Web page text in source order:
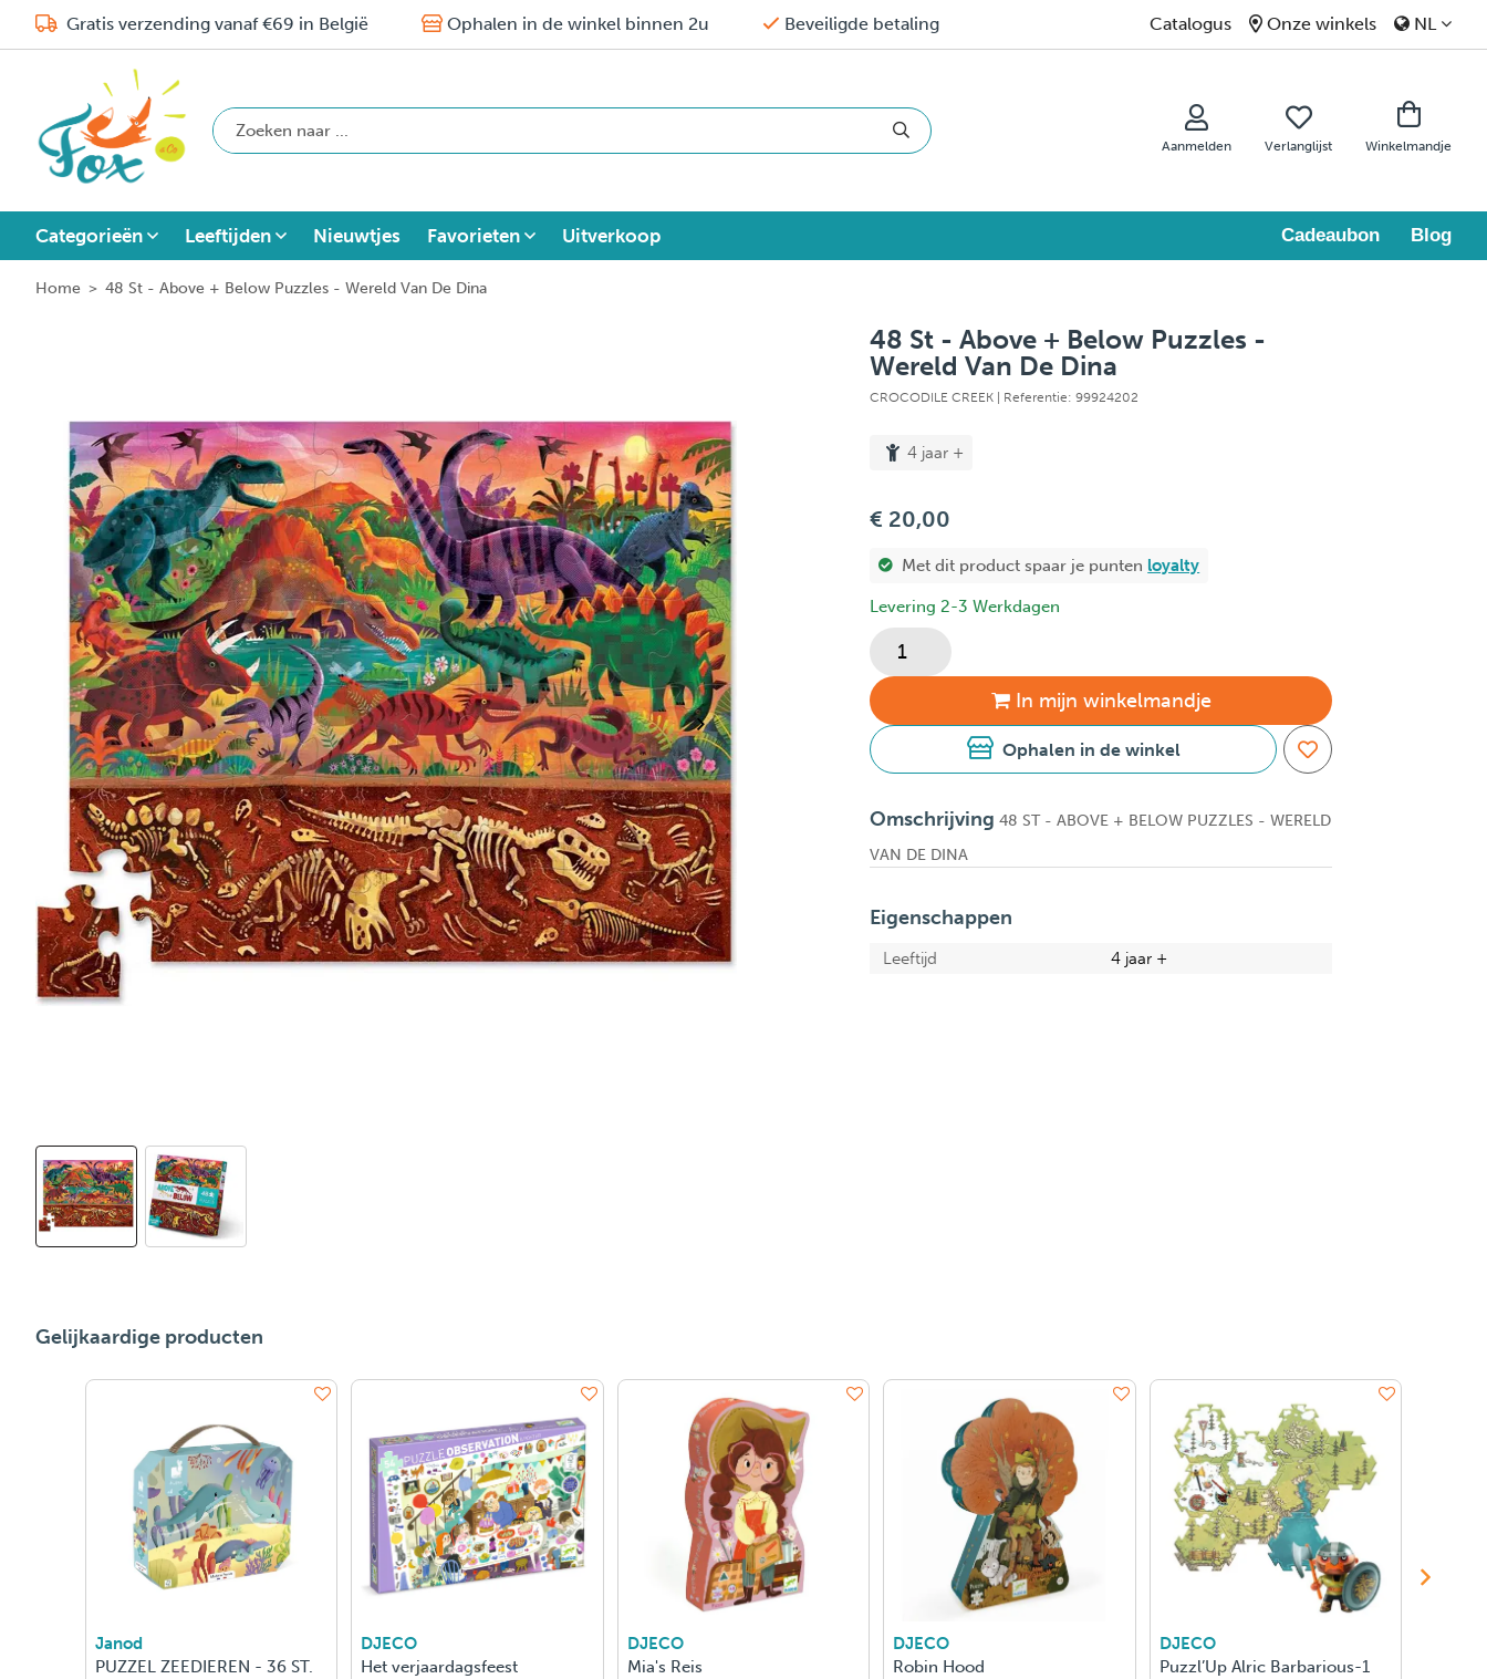
Gratis verzending vanaf €69 in België Ophalen in de winkel binnen 2u Beveiligde betaling Catalogus Onze winkels NL
Aanmelden Verlanglijst Winkelmandje
Categorieën Leeftijden Nieuwtjes Favorieten Uitverkoop Cadeaubon Blog
Home > 48 St - Above + Below Puzzles - Wereld Van De Dina
48 St - Above + Below Puzzles -
Wereld Van De Dina
CROCODILE CREEK | Referentie: 99924202
4 jaar +
€ 20,00
Met dit product spaar je punten loyalty
Levering 2-3 Werkdagen
In mijn winkelmandje
Ophalen in de winkel
Omschrijving 48 ST - ABOVE + BELOW PUZZLES - WERELD
VAN DE DINA
Eigenschappen
Leeftijd 4 jaar +
Gelijkaardige producten
Janod
PUZZEL ZEEDIEREN - 36 ST.
DJECO
Het verjaardagsfeest
DJECO
Mia's Reis
DJECO
Robin Hood
DJECO
Puzzl’Up Alric Barbarious-1